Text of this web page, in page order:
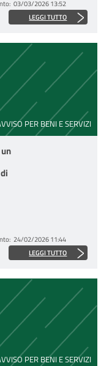
03/03/2026 13:52
LEGGI TUTTO
PER BENI E SERVIZI
24/02/2026 11:44
LEGGI TUTTO
PER BENI E SERVIZI